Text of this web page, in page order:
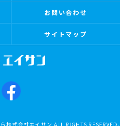
お問い合わせ
サイトマップ
式会社エイサン ALL RIGHTS RESERVED.